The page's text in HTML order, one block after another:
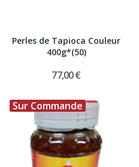
Perles de Tapioca Couleur
400g*(50)
77,00 €
Sur Commande